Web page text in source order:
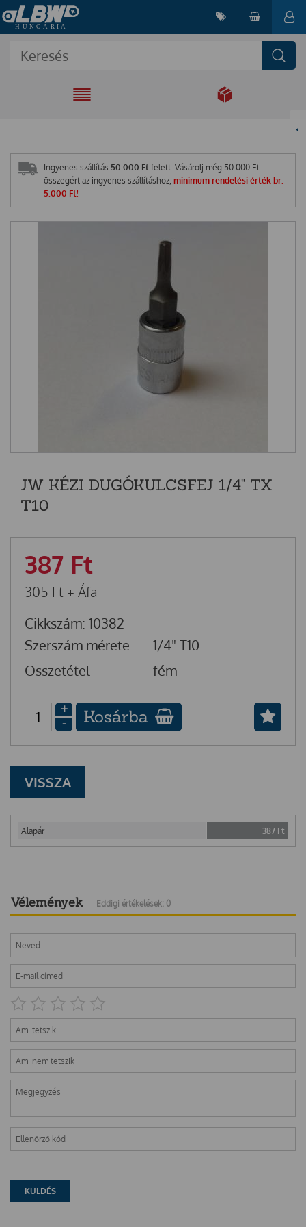
EGYÜTT A
Ingyenes szállítás 50.000 Ft felett. Vásárolj még 50 000 Ft
összegért az ingyenes szállításhoz, minimum rendelési érték br.
5.000 Ft!
JW KÉZI DUGÓKULCSFEJ 1/4" TX
T10
387 Ft
305 Ft + Áfa
Cikkszám: 10382
Szerszám mérete
1/4" T10
Összetétel
fém
+
-
Kosárba
VISSZA
Alapár 387 Ft
Vélemények Eddigi értékelések: 0